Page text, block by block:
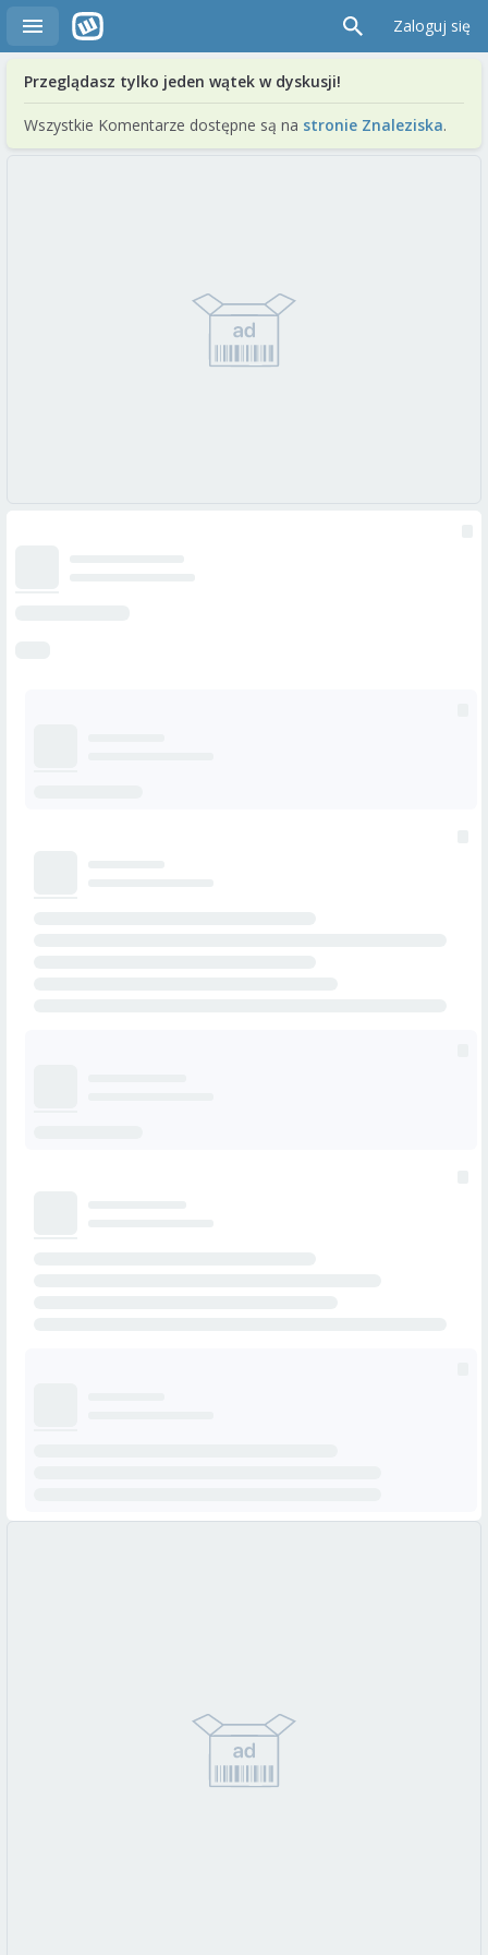
Zaloguj się
Przeglądasz tylko jeden wątek w dyskusji!
Wszystkie Komentarze dostępne są na stronie Znaleziska.